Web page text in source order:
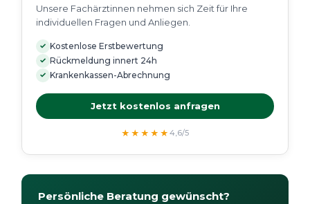
Unsere Fachärztinnen nehmen sich Zeit für Ihre
individuellen Fragen und Anliegen.
✓ Kostenlose Erstbewertung
✓ Rückmeldung innert 24h
✓ Krankenkassen-Abrechnung
Jetzt kostenlos anfragen
★★★★★ 4,6/5
Persönliche Beratung gewünscht?